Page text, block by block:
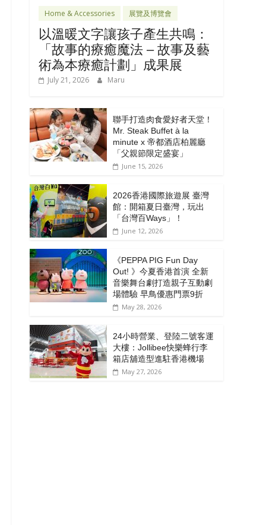
Home & Accessories 展覽及博覽會
以溫暖文字讓孩子產生共鳴：
「故事的療癒魔法 – 故事及藝
術為本療癒計劃」成果展
July 21, 2026 Maru
聯手打造肉食愛好者天堂！
Mr. Steak Buffet à la
minute x 帝都酒店柏麗廳
「⽗親節限定盛宴」
June 15, 2026
2026香港國際旅遊展 臺灣
館：開箱夏日臺灣，玩出
「台灣百Ways」！
June 12, 2026
《PEPPA PIG Fun Day
Out! 》今夏香港首演 全新
音樂舞台劇打造親子互動劇
場體驗 早鳥優惠門票9折
May 28, 2026
24小時營業、登陸二號客運
大樓：Jollibee快樂蜂行李
箱店舖造型進駐香港機場
May 27, 2026